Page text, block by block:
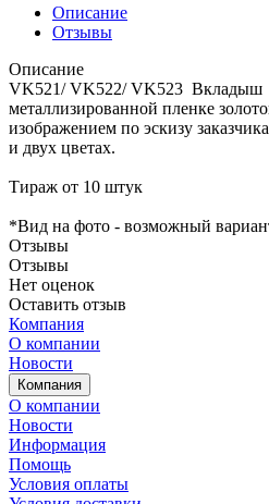
Описание
Отзывы
Описание
VK521/ VK522/ VK523 Вкладыш
металлизированной пленке
изображением по эскизу
и двух цветах.
Тираж от 10 штук
*Вид на фото - возможный
Отзывы
Отзывы
Нет оценок
Оставить отзыв
Компания
О компании
Новости
Компания
О компании
Новости
Информация
Помощь
Условия оплаты